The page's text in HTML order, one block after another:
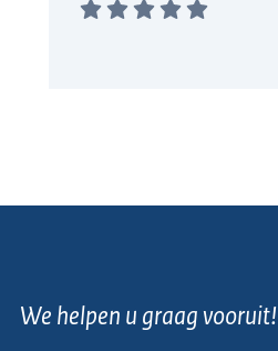
We helpen u graag vooruit!